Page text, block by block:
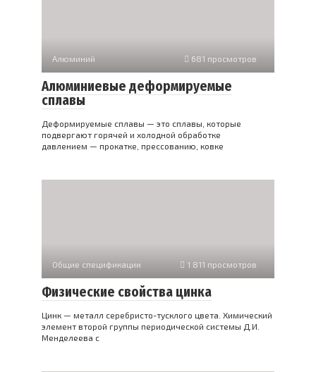
Алюминий 681 просмотров
Алюминиевые деформируемые
сплавы
Деформируемые сплавы — это сплавы, которые
подвергают горячей и холодной обработке
давлением — прокатке, прессованию, ковке
Общие спецификации 1 811 просмотров
Физические свойства цинка
Цинк — металл серебристо-тусклого цвета. Химический
элемент второй группы периодической системы Д.И.
Менделеева с